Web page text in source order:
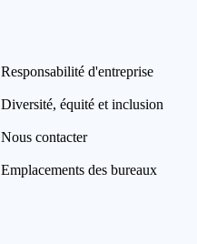
Responsabilité d'entreprise
Diversité, équité et inclusion
Nous contacter
Emplacements des bureaux